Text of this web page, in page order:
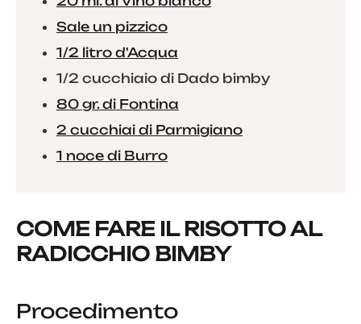
Sale un pizzico
1/2 litro d'Acqua
1/2 cucchiaio di Dado bimby
80 gr. di Fontina
2 cucchiai di Parmigiano
1 noce di Burro
COME FARE IL RISOTTO AL
RADICCHIO BIMBY
Procedimento